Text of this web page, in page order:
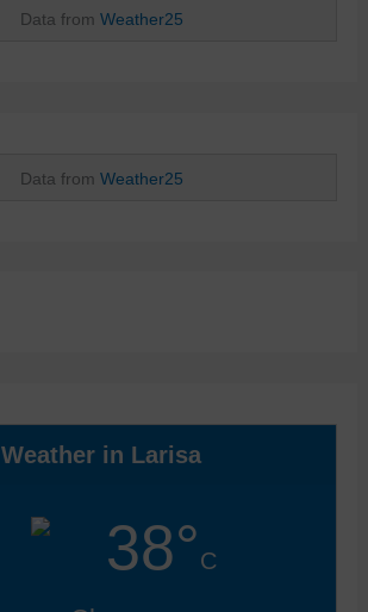
Data from Weather25
Data from Weather25
Weather in Larisa
38°C